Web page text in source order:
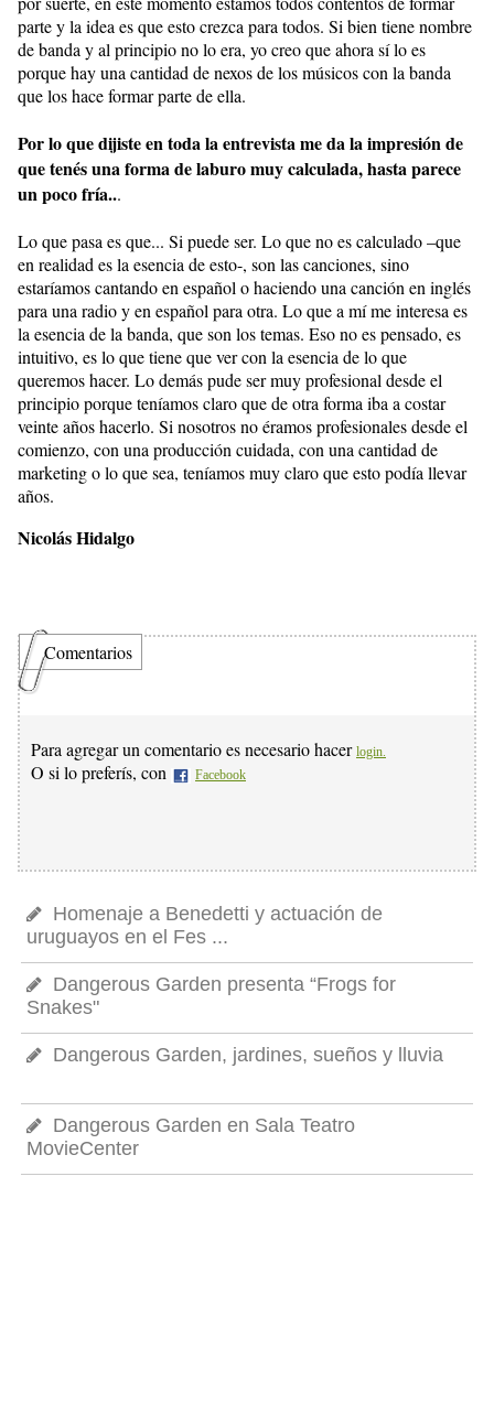
parte y la idea es que esto crezca para todos. Si bien tiene nombre
de banda y al principio no lo era, yo creo que ahora sí lo es
porque hay una cantidad de nexos de los músicos con la banda
que los hace formar parte de ella.
Por lo que dijiste en toda la entrevista me da la impresión de
que tenés una forma de laburo muy calculada, hasta parece
un poco fría...
Lo que pasa es que... Si puede ser. Lo que no es calculado –que
en realidad es la esencia de esto-, son las canciones, sino
estaríamos cantando en español o haciendo una canción en inglés
para una radio y en español para otra. Lo que a mí me interesa es
la esencia de la banda, que son los temas. Eso no es pensado, es
intuitivo, es lo que tiene que ver con la esencia de lo que
queremos hacer. Lo demás pude ser muy profesional desde el
principio porque teníamos claro que de otra forma iba a costar
veinte años hacerlo. Si nosotros no éramos profesionales desde el
comienzo, con una producción cuidada, con una cantidad de
marketing o lo que sea, teníamos muy claro que esto podía llevar
años.
Nicolás Hidalgo
Comentarios
Para agregar un comentario es necesario hacer login.
O si lo preferís, con Facebook
Homenaje a Benedetti y actuación de
uruguayos en el Fes ...
Dangerous Garden presenta “Frogs for
Snakes"
Dangerous Garden, jardines, sueños y lluvia
Dangerous Garden en Sala Teatro
MovieCenter